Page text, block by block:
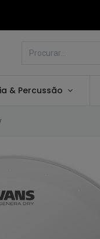
& Percussão